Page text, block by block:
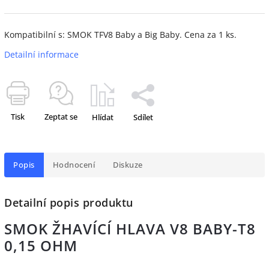
Kompatibilní s: SMOK TFV8 Baby a Big Baby. Cena za 1 ks.
Detailní informace
Tisk Zeptat se Hlídat Sdílet
Popis Hodnocení Diskuze
Detailní popis produktu
SMOK ŽHAVÍCÍ HLAVA V8 BABY-T8
0,15 OHM